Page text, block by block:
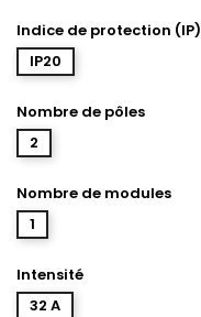
Indice de protection (IP)
IP20
Nombre de pôles
2
Nombre de modules
1
Intensité
32 A